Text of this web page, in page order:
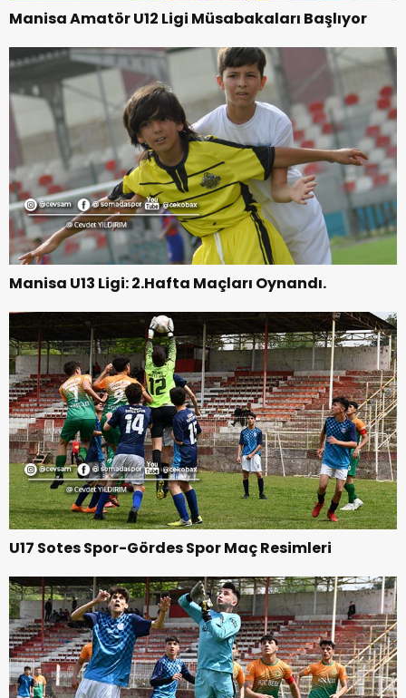
Manisa Amatör U12 Ligi Müsabakaları Başlıyor
Manisa U13 Ligi: 2.Hafta Maçları Oynandı.
U17 Sotes Spor-Gördes Spor Maç Resimleri